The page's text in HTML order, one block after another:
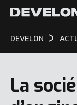
DEVELON
La